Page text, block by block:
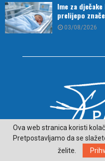
Ime za
prelijepo
03/08/2026
O
Ova web stranica koristi
Pretpostavljamo da se
želite.